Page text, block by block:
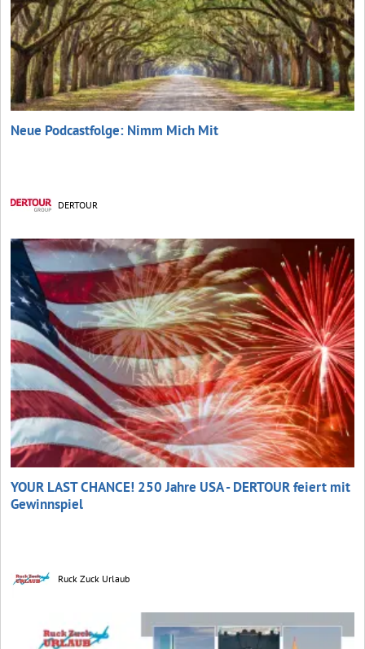
Neue Podcastfolge: Nimm Mich Mit
DERTOUR
YOUR LAST CHANCE! 250 Jahre USA - DERTOUR feiert mit
Gewinnspiel
Ruck Zuck Urlaub